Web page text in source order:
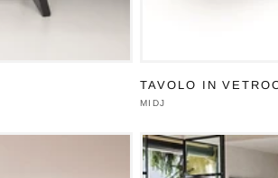
TAVOLO IN
Produttore:
MIDJ